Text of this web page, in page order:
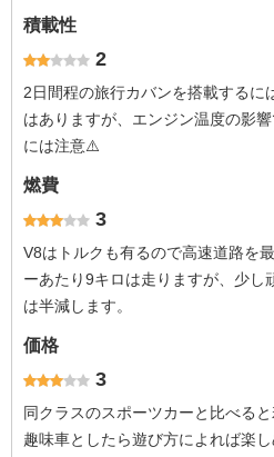
積載性
2
2日間程の旅行カバンを搭載するに
はありますが、エンジン温度の影
には注意⚠️
燃費
3
V8はトルクも有るので高速道路を
ーあたり9キロは走りますが、少し
は半減します。
価格
3
同クラスのスポーツカーと比べる
趣味車としたら遊び方によれば楽し